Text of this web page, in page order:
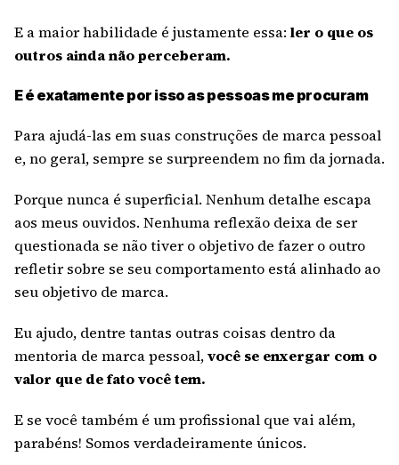
E a maior habilidade é justamente essa: ler o que os
outros ainda não perceberam.
E é exatamente por isso as pessoas me procuram
Para ajudá-las em suas construções de marca pessoal
e, no geral, sempre se surpreendem no fim da jornada.
Porque nunca é superficial. Nenhum detalhe escapa
aos meus ouvidos. Nenhuma reflexão deixa de ser
questionada se não tiver o objetivo de fazer o outro
refletir sobre se seu comportamento está alinhado ao
seu objetivo de marca.
Eu ajudo, dentre tantas outras coisas dentro da
mentoria de marca pessoal,você se enxergar com o
valor que de fato você tem.
E se você também é um profissional que vai além,
parabéns! Somos verdadeiramente únicos.